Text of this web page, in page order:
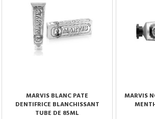
MARVIS BLANC PATE
DENTIFRICE BLANCHISSANT
TUBE DE 85ML
MARVIS